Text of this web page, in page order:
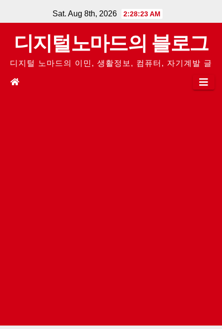
to
content
Sat. Aug 8th, 2026 2:28:23 AM
디지털노마드의 블로그
디지털 노마드의 이민, 생활정보, 컴퓨터, 자기계발 글